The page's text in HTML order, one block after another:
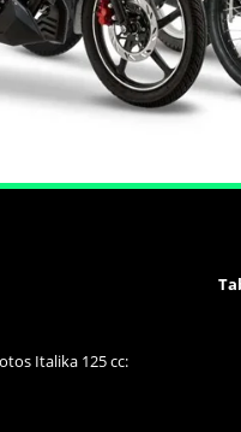
Italika 125 cc: